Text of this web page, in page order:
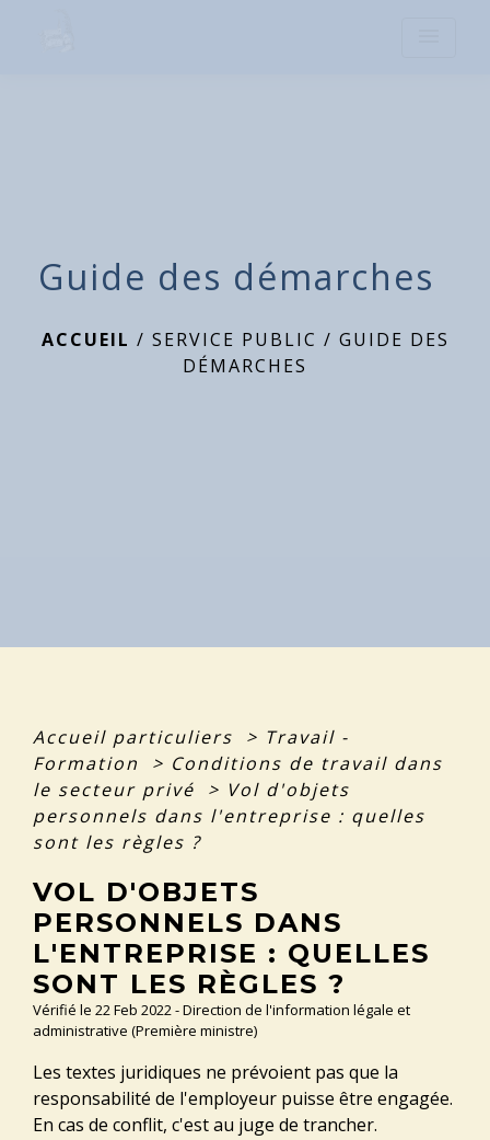
Guide des démarches
ACCUEIL / SERVICE PUBLIC / GUIDE DES
DÉMARCHES
Accueil particuliers > Travail -
Formation
> Conditions de travail dans
le secteur privé
> Vol d'objets
personnels dans l'entreprise : quelles
sont les règles ?
VOL D'OBJETS
PERSONNELS DANS
L'ENTREPRISE : QUELLES
SONT LES RÈGLES ?
Vérifié le 22 Feb 2022 - Direction de l'information légale et
administrative (Première ministre)
Les textes juridiques ne prévoient pas que la
responsabilité de l'employeur puisse être engagée.
En cas de conflit, c'est au juge de trancher.